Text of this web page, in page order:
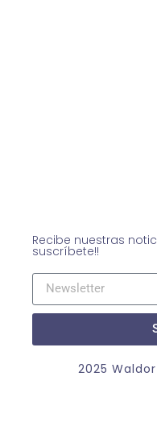
Recibe nuestras
suscríbete!!
2025